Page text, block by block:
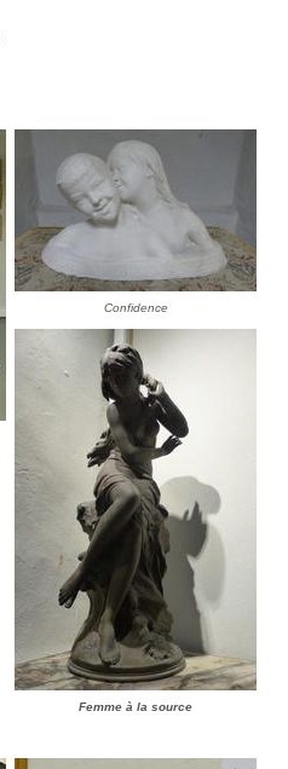
Confidence
Femme à la source